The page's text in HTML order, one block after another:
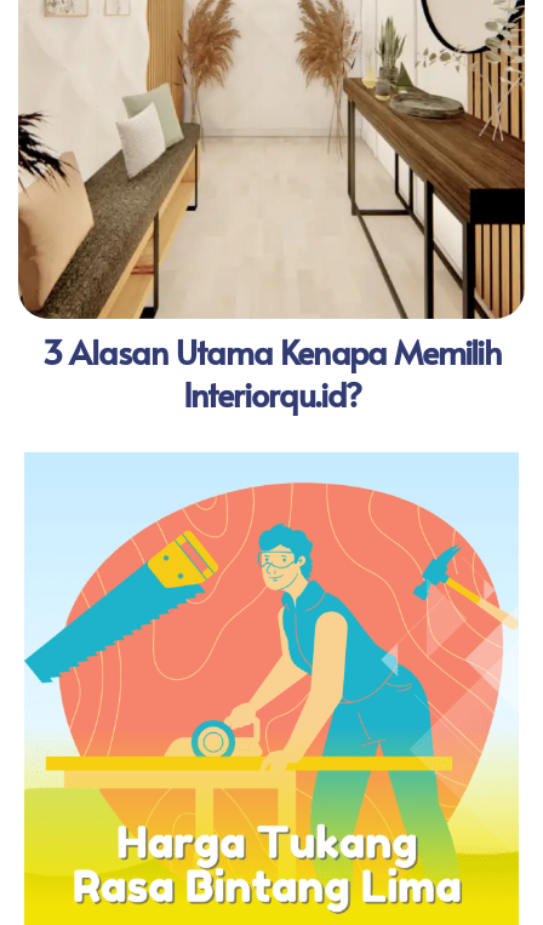
3 Alasan Utama Kenapa Memilih
Interiorqu.id?